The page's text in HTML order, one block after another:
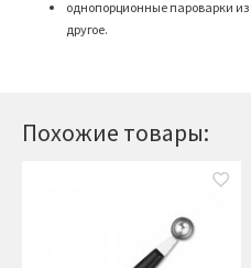
Похожие товары:
однопорционные пароварки из
другое.